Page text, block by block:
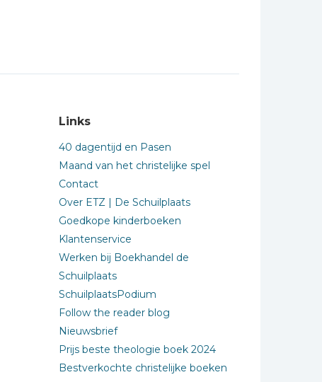
Links
40 dagentijd en Pasen
Maand van het christelijke spel
Contact
Over ETZ | De Schuilplaats
Goedkope kinderboeken
Klantenservice
Werken bij Boekhandel de
Schuilplaats
SchuilplaatsPodium
Follow the reader blog
Nieuwsbrief
Prijs beste theologie boek 2024
Bestverkochte christelijke boeken